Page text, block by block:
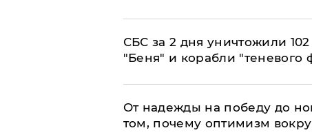
СБС за 2 дня уничтожили
"Беня" и корабли "теневого
От надежды на победу до
том, почему оптимизм